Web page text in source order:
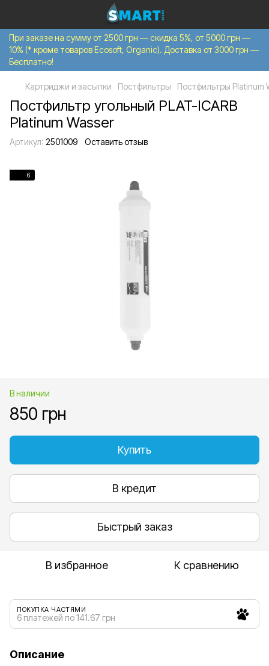
При заказе на сумму от 2500 грн — скидка 5%, от 5000 грн —
10% (* кроме товаров Ecosoft, Organic). Доставка от 3000 грн —
Бесплатно!
Картриджи и засыпки Постфильтры Постфильтры Platinum
Постфильтр угольный PLAT-ICARB
Platinum Wasser
Артикул: 2501009 Оставить отзыв
6
В наличии
850 грн
Купить
В кредит
Быстрый заказ
В избранное К сравнению
ПОКУПКА ЧАСТЯМИ
6 платежей по 141.67 грн
Описание